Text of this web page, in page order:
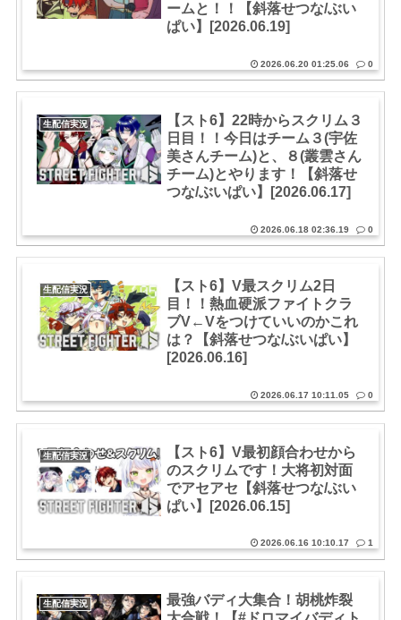
ームと！！【斜落せつな/ぶい
ぱい】[2026.06.19]
2026.06.20 01:25.06 0
生配信実況
【スト6】22時からスクリム３
日目！！今日はチーム３(宇佐
美さんチーム)と、８(叢雲さん
チーム)とやります！【斜落せ
つな/ぶいぱい】[2026.06.17]
2026.06.18 02:36.19 0
生配信実況
【スト6】V最スクリム2日
目！！熱血硬派ファイトクラ
ブV←Vをつけていいのかこれ
は？【斜落せつな/ぶいぱい】
[2026.06.16]
2026.06.17 10:11.05 0
生配信実況
【スト6】V最初顔合わせから
のスクリムです！大将初対面
でアセアセ【斜落せつな/ぶい
ぱい】[2026.06.15]
2026.06.16 10:10.17 1
生配信実況
最強バディ大集合！胡桃炸裂